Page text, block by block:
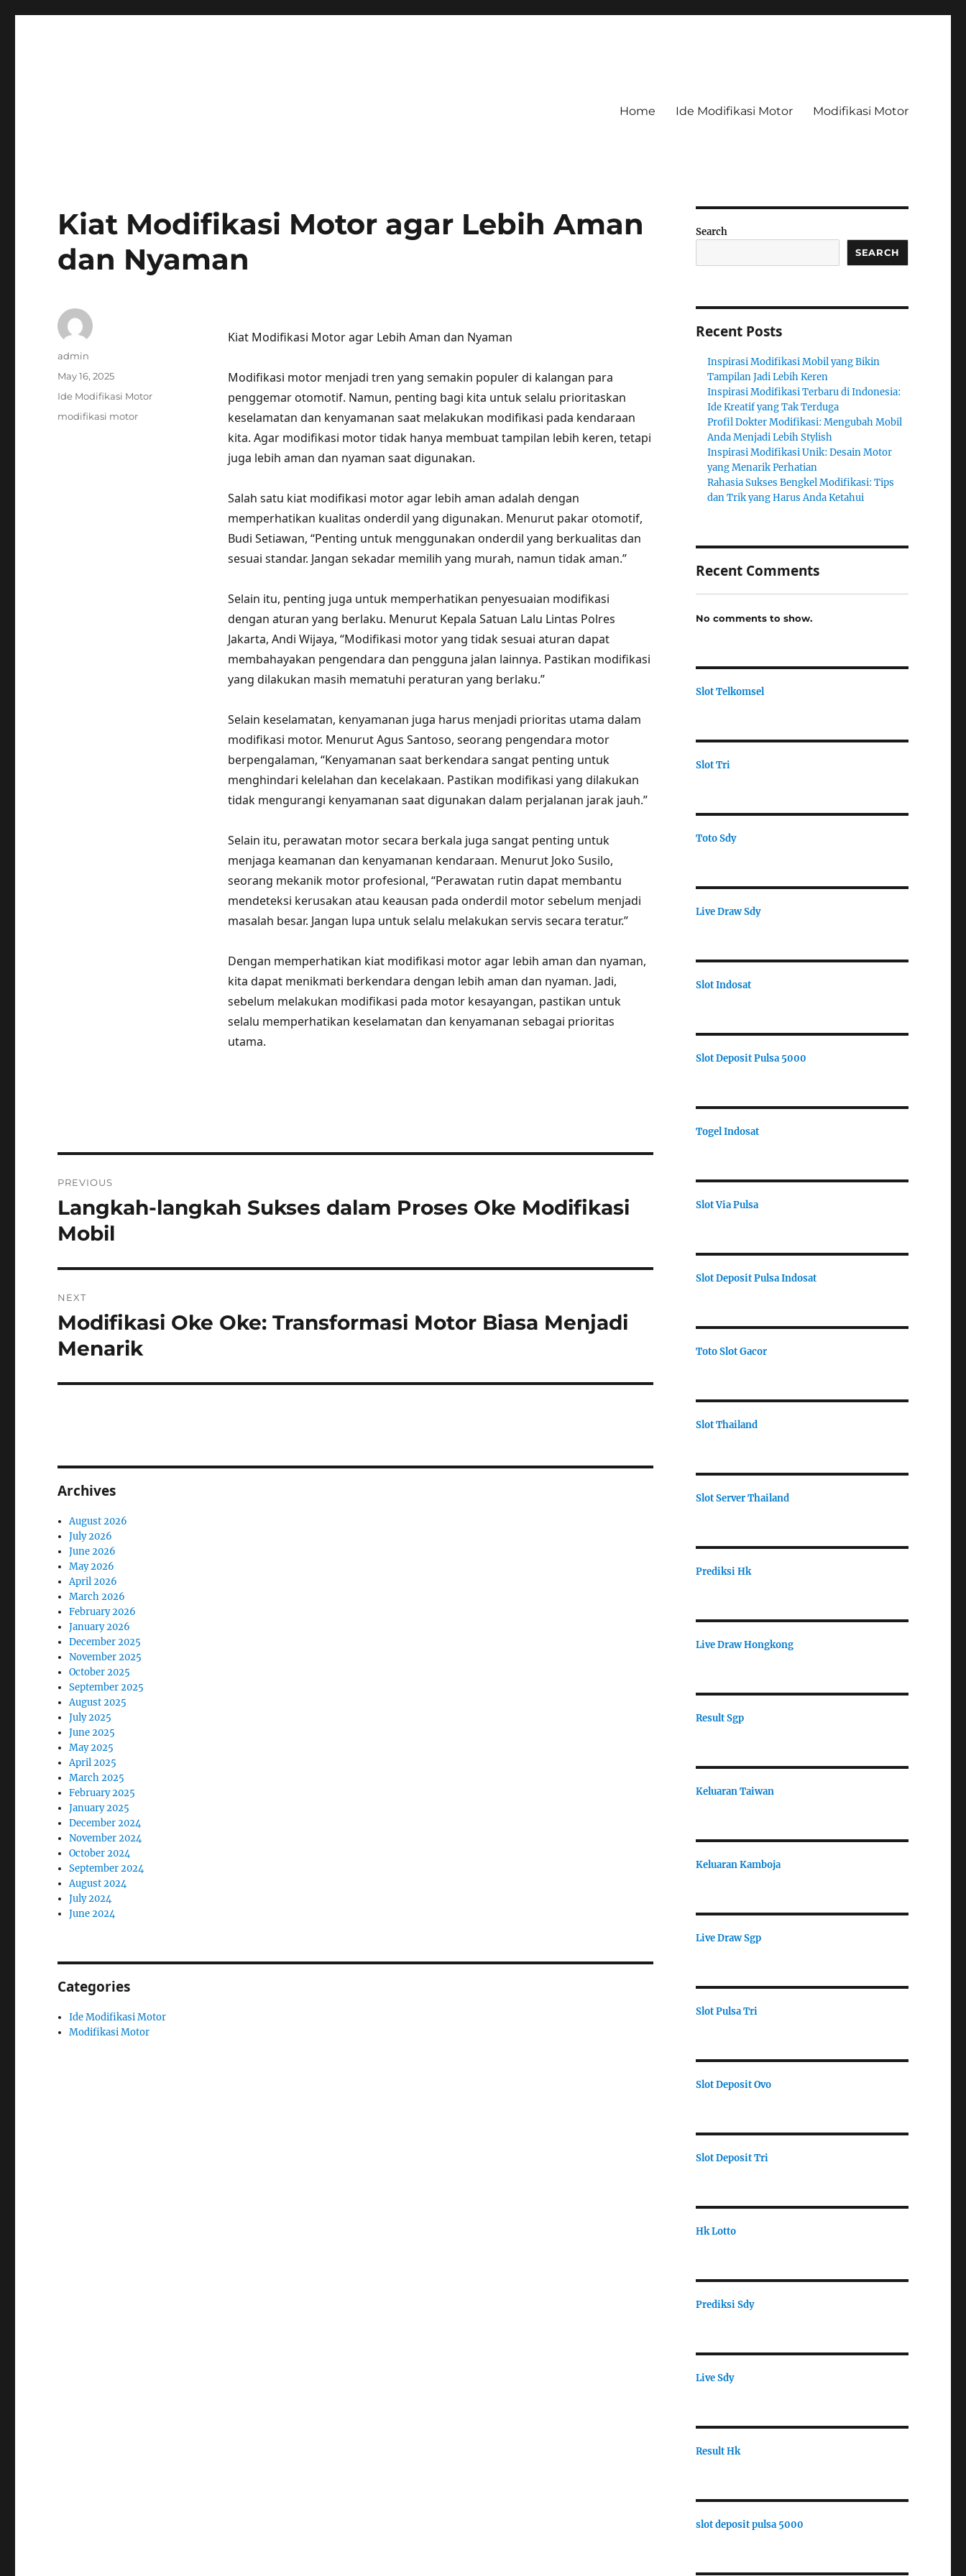
Home Ide Modifikasi Motor Modifikasi Motor
Kiat Modifikasi Motor agar Lebih Aman
dan Nyaman
Kiat Modifikasi Motor agar Lebih Aman dan Nyaman
Modifikasi motor menjadi tren yang semakin populer di kalangan para
penggemar otomotif. Namun, penting bagi kita untuk selalu prioritaskan
keselamatan dan kenyamanan saat melakukan modifikasi pada kendaraan
kita. Agar modifikasi motor tidak hanya membuat tampilan lebih keren, tetapi
juga lebih aman dan nyaman saat digunakan.
Salah satu kiat modifikasi motor agar lebih aman adalah dengan
memperhatikan kualitas onderdil yang digunakan. Menurut pakar otomotif,
Budi Setiawan, “Penting untuk menggunakan onderdil yang berkualitas dan
sesuai standar. Jangan sekadar memilih yang murah, namun tidak aman.”
Selain itu, penting juga untuk memperhatikan penyesuaian modifikasi
dengan aturan yang berlaku. Menurut Kepala Satuan Lalu Lintas Polres
Jakarta, Andi Wijaya, “Modifikasi motor yang tidak sesuai aturan dapat
membahayakan pengendara dan pengguna jalan lainnya. Pastikan modifikasi
yang dilakukan masih mematuhi peraturan yang berlaku.”
Selain keselamatan, kenyamanan juga harus menjadi prioritas utama dalam
modifikasi motor. Menurut Agus Santoso, seorang pengendara motor
berpengalaman, “Kenyamanan saat berkendara sangat penting untuk
menghindari kelelahan dan kecelakaan. Pastikan modifikasi yang dilakukan
tidak mengurangi kenyamanan saat digunakan dalam perjalanan jarak jauh.”
Selain itu, perawatan motor secara berkala juga sangat penting untuk
menjaga keamanan dan kenyamanan kendaraan. Menurut Joko Susilo,
seorang mekanik motor profesional, “Perawatan rutin dapat membantu
mendeteksi kerusakan atau keausan pada onderdil motor sebelum menjadi
masalah besar. Jangan lupa untuk selalu melakukan servis secara teratur.”
Dengan memperhatikan kiat modifikasi motor agar lebih aman dan nyaman,
kita dapat menikmati berkendara dengan lebih aman dan nyaman. Jadi,
sebelum melakukan modifikasi pada motor kesayangan, pastikan untuk
selalu memperhatikan keselamatan dan kenyamanan sebagai prioritas
utama.
Author
admin
Posted
on
May 16, 2025
Categories
Ide Modifikasi Motor
Tags
modifikasi motor
navigation
PREVIOUS
Previous
post:
Langkah-langkah Sukses dalam Proses Oke Modifikasi
Mobil
NEXT
Next
post:
Modifikasi Oke Oke: Transformasi Motor Biasa Menjadi
Menarik
Archives
August 2026
July 2026
June 2026
May 2026
April 2026
March 2026
February 2026
January 2026
December 2025
November 2025
October 2025
September 2025
August 2025
July 2025
June 2025
May 2025
April 2025
March 2025
February 2025
January 2025
December 2024
November 2024
October 2024
September 2024
August 2024
July 2024
June 2024
Categories
Ide Modifikasi Motor
Modifikasi Motor
Search
SEARCH
Recent Posts
Inspirasi Modifikasi Mobil yang Bikin
Tampilan Jadi Lebih Keren
Inspirasi Modifikasi Terbaru di Indonesia:
Ide Kreatif yang Tak Terduga
Profil Dokter Modifikasi: Mengubah Mobil
Anda Menjadi Lebih Stylish
Inspirasi Modifikasi Unik: Desain Motor
yang Menarik Perhatian
Rahasia Sukses Bengkel Modifikasi: Tips
dan Trik yang Harus Anda Ketahui
Recent Comments
No comments to show.
Slot Telkomsel
Slot Tri
Toto Sdy
Live Draw Sdy
Slot Indosat
Slot Deposit Pulsa 5000
Togel Indosat
Slot Via Pulsa
Slot Deposit Pulsa Indosat
Toto Slot Gacor
Slot Thailand
Slot Server Thailand
Prediksi Hk
Live Draw Hongkong
Result Sgp
Keluaran Taiwan
Keluaran Kamboja
Live Draw Sgp
Slot Pulsa Tri
Slot Deposit Ovo
Slot Deposit Tri
Hk Lotto
Prediksi Sdy
Live Sdy
Result Hk
slot deposit pulsa 5000